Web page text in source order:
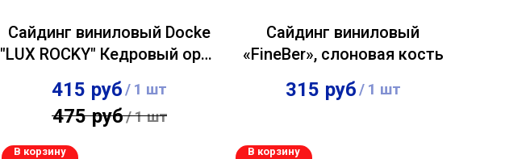
Сайдинг виниловый Docke
"LUX ROCKY" Кедровый орех
0,285×1,787м
415 руб/ 1 шт
475 руб/1 шт
В корзину
Сайдинг виниловый
«FineBer», слоновая кость
315 руб/ 1 шт
В корзину